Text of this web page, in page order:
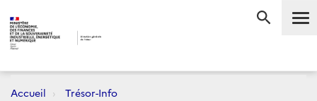
Accueil Trésor-Info